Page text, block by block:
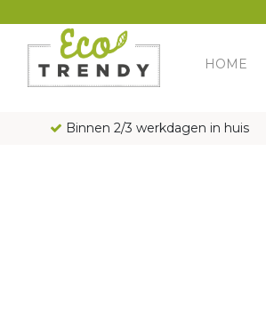
Main Navigation
HOME
Binnen 2/3 werkdagen in huis